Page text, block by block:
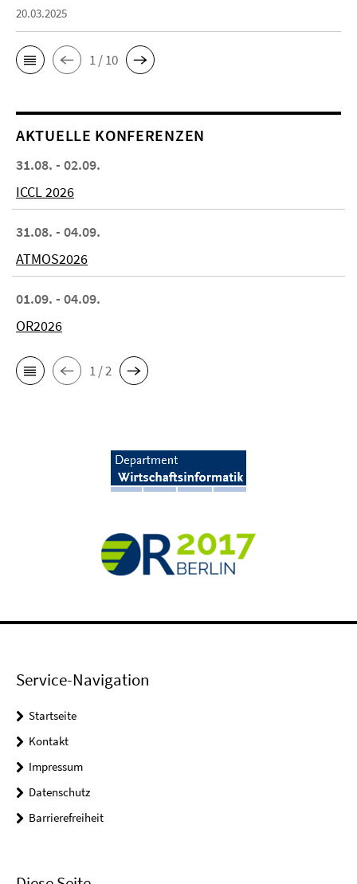
20.03.2025
1 / 10
AKTUELLE KONFERENZEN
31.08. - 02.09.
ICCL 2026
31.08. - 04.09.
ATMOS2026
01.09. - 04.09.
OR2026
1 / 2
Service-Navigation
Startseite
Kontakt
Impressum
Datenschutz
Barrierefreiheit